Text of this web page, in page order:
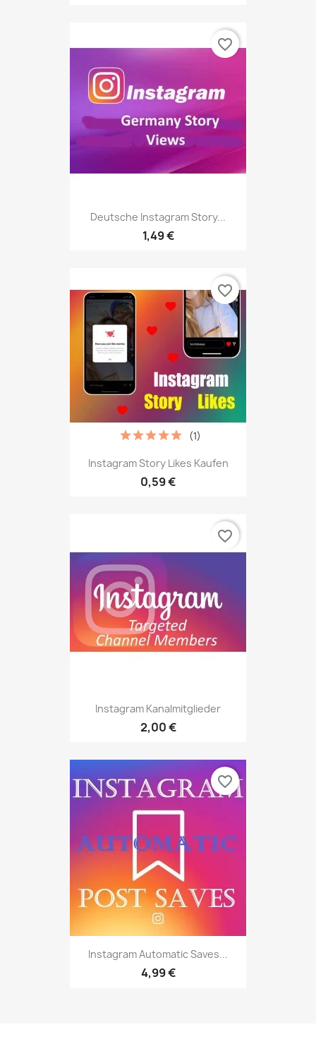
Deutsche Instagram Story...
1,49 €
favorite_border
Instagram Story Likes Kaufen
0,59 €
(1)
favorite_border
Instagram Kanalmitglieder
2,00 €
favorite_border
Instagram Automatic Saves...
4,99 €
favorite_border